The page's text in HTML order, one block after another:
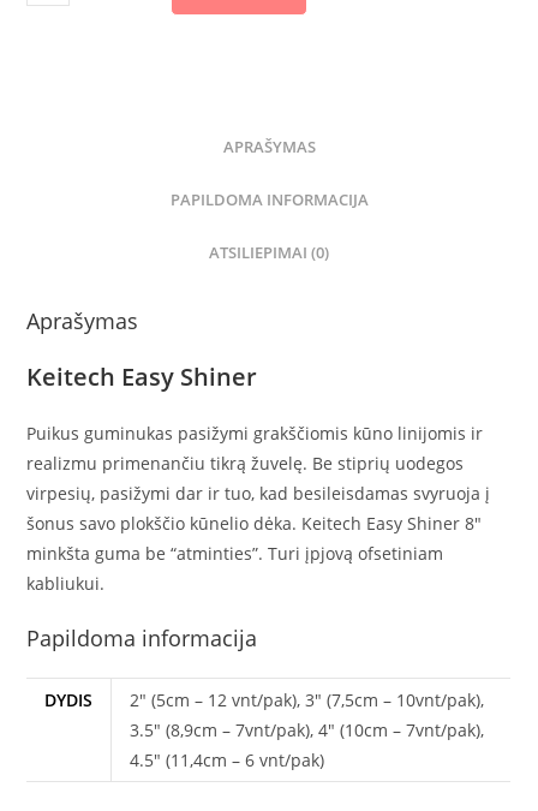
APRAŠYMAS
PAPILDOMA INFORMACIJA
ATSILIEPIMAI (0)
Aprašymas
Keitech Easy Shiner
Puikus guminukas pasižymi grakščiomis kūno linijomis ir
realizmu primenančiu tikrą žuvelę. Be stiprių uodegos
virpesių, pasižymi dar ir tuo, kad besileisdamas svyruoja į
šonus savo plokščio kūnelio dėka. Keitech Easy Shiner 8″
minkšta guma be “atminties”. Turi įpjovą ofsetiniam
kabliukui.
Papildoma informacija
DYDIS
2" (5cm – 12 vnt/pak), 3" (7,5cm – 10vnt/pak),
3.5" (8,9cm – 7vnt/pak), 4" (10cm – 7vnt/pak),
4.5" (11,4cm – 6 vnt/pak)